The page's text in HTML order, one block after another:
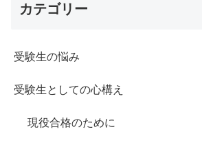
カテゴリー
受験生の悩み
受験生としての心構え
現役合格のために